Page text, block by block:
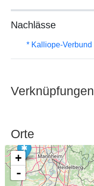
Nachlässe
* Kalliope-Verbund
Verknüpfungen
Orte
+
-